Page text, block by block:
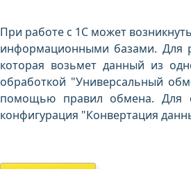
При работе с 1С может
информационными базами. Для
которая возьмет данный из
обработкой "Универсальный
помощью правил обмена. Для
конфигурация "Конвертация